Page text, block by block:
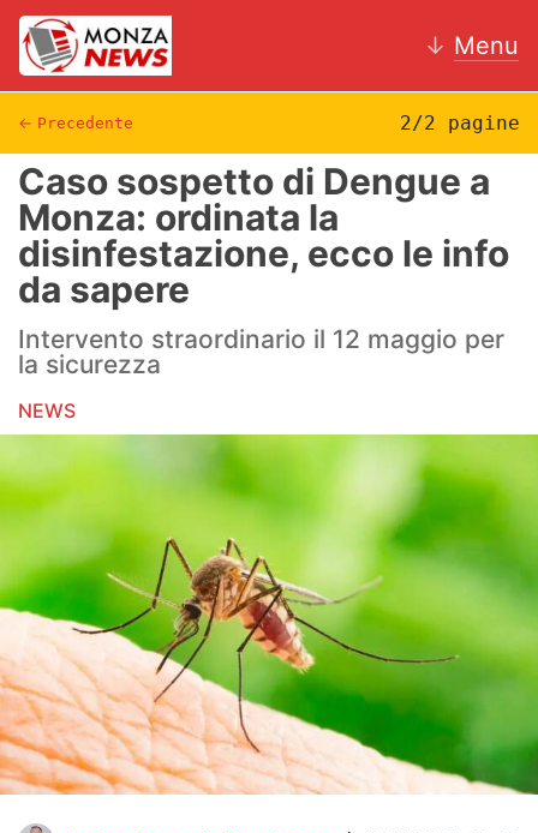
↓ Menu
News
AC Monza
Calcio
Motori
Volley
Hockey
Altri sport
Hockey
Pallanuoto
Pallamano
Altre
News
← Precedente 2/2 pagine
Caso sospetto di Dengue a
Monza: ordinata la
disinfestazione, ecco le info
da sapere
Intervento straordinario il 12 maggio per
la sicurezza
NEWS